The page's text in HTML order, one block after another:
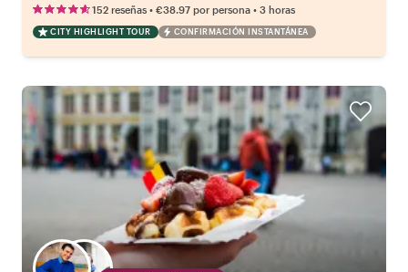
152 reseñas • €38.97 por persona • 3 horas
CITY HIGHLIGHT TOUR CONFIRMACIÓN INSTANTÁNEA